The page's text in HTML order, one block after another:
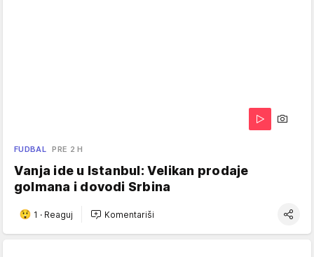
FUDBAL PRE 2 H
Vanja ide u Istanbul: Velikan prodaje
golmana i dovodi Srbina
1 · Reaguj Komentariši